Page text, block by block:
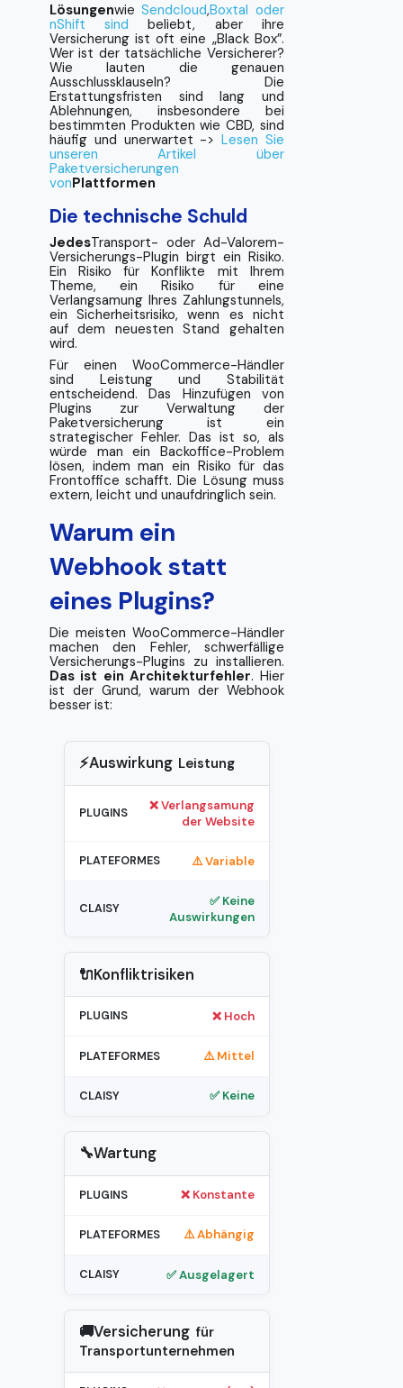
LösungenwieSendcloud,Boxtal oder
nShift sindbeliebt, aber ihre
Versicherung ist oft eine „Black Box”.
Wer ist der tatsächliche Versicherer?
Wie lauten die genauen
Ausschlussklauseln? Die
Erstattungsfristen sind lang und
Ablehnungen, insbesondere bei
bestimmten Produkten wie CBD, sind
häufig und unerwartet ->Lesen Sie
unseren Artikel über
Paketversicherungen
vonPlattformen‍
Die technische Schuld
JedesTransport- oder Ad-Valorem-
Versicherungs-Plugin birgt ein Risiko.
Ein Risiko für Konflikte mit Ihrem
Theme, ein Risiko für eine
Verlangsamung Ihres Zahlungstunnels,
ein Sicherheitsrisiko, wenn es nicht
auf dem neuesten Stand gehalten
wird.
Für einen WooCommerce-Händler
sind Leistung und Stabilität
entscheidend. Das Hinzufügen von
Plugins zur Verwaltung der
Paketversicherung ist ein
strategischer Fehler. Das ist so, als
würde man ein Backoffice-Problem
lösen, indem man ein Risiko für das
Frontoffice schafft. Die Lösung muss
extern, leicht und unaufdringlich sein.
Warum ein
Webhook statt
eines Plugins?
Die meisten WooCommerce-Händler
machen den Fehler, schwerfällige
Versicherungs-Plugins zu installieren.
Das ist ein Architekturfehler. Hier
ist der Grund, warum der Webhook
besser ist:
⚡Auswirkung Leistung
❌ Verlangsamung
der Website
⚠️ Variable
✅ Keine
Auswirkungen
🔌Konfliktrisiken
❌ Hoch
⚠️ Mittel
✅ Keine
🔧Wartung
❌ Konstante
⚠️ Abhängig
✅ Ausgelagert
🚚Versicherung für
Transportunternehmen